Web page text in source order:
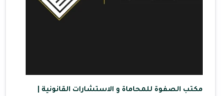
مكتب الصفوة للمحاماة و الاستشارات القانونية |